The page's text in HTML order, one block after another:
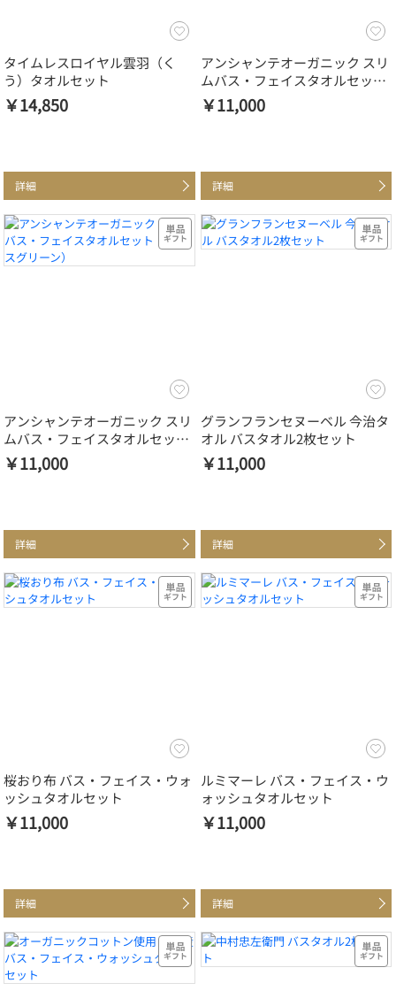
タイムレスロイヤル雲羽（く
う）タオルセット
￥14,850
詳細
アンシャンテオーガニック スリ
ムバス・フェイスタオルセット
（ココアブラウン）
￥11,000
詳細
アンシャンテオーガニック スリ
ムバス・フェイスタオルセット
（アイスグリーン）
￥11,000
詳細
グランフランセヌーベル 今治タ
オル バスタオル2枚セット
￥11,000
詳細
桜おり布 バス・フェイス・ウォ
ッシュタオルセット
￥11,000
詳細
ルミマーレ バス・フェイス・ウ
ォッシュタオルセット
￥11,000
詳細